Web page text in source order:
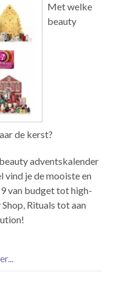
Met welke
beauty
de kerst?
adventskalender
vind je de mooiste en
van budget tot high-
Rituals tot aan